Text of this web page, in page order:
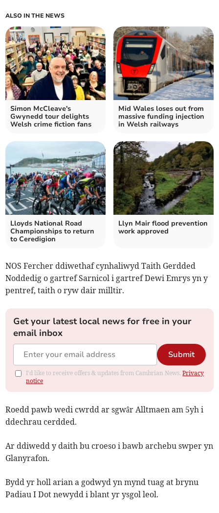
ALSO IN THE NEWS
Simon McCleave's
Gwynedd tour delights
Welsh crime fiction fans
Mid Wales loses out from
massive funding injection
in Welsh railways
Lloyds National Road
Championships to return
to Ceredigion
Llyn Mair flood prevention
work approved
NOS Fercher ddiwethaf cynhaliwyd Taith Gerdded
Noddedig o gartref Sarnicol i gartref Dewi Emrys yn y
pentref, taith o ryw dair milltir.
Get your latest local news for free in your
email inbox
Submit
I'd like to receive offers & updates from Cambrian News.Privacy
notice
Roedd pawb wedi cwrdd ar sgwâr Alltmaen am 5yh i
ddechrau cerdded.
Ar ddiwedd y daith bu croeso i bawb archebu swper yn
Glanyrafon.
Bydd yr holl arian a godwyd yn mynd tuag at brynu
Padiau I Dot newydd i blant yr ysgol leol.